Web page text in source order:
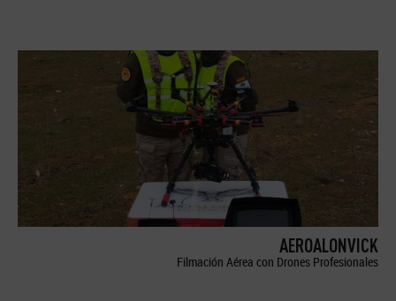
AEROALONVICK
Filmación Aérea con Drones Profesionales